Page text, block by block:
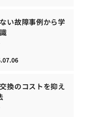
い故障事例から学
換のコストを抑え